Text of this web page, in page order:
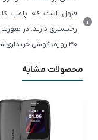
قبول است که پلمب
رجیستری دارند. در
۳۰ روزه، گوشی خریداری‌شده را مرجوع کنید.
محصولات مشابه